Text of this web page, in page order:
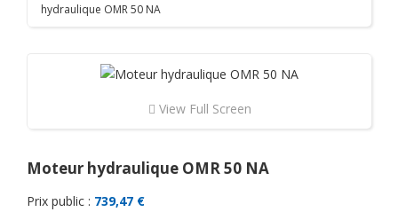
hydraulique OMR 50 NA
View Full Screen
Moteur hydraulique OMR 50 NA
Prix public : 739,47 €